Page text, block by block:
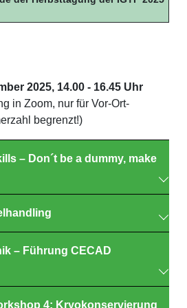
2025, 14.00 - 16.45 Uhr
in Zoom, nur für Vor-Ort-
begrenzt!)
– Don´t be a dummy, make
Dinger
€
€
– Führung CECAD
4: Kryokonservierung